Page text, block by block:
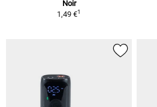
Noir
1,49 €1